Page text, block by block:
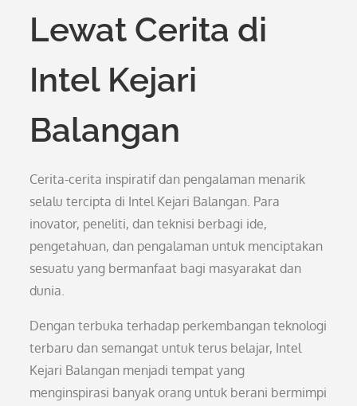
Lewat Cerita di
Intel Kejari
Balangan
Cerita-cerita inspiratif dan pengalaman menarik
selalu tercipta di Intel Kejari Balangan. Para
inovator, peneliti, dan teknisi berbagi ide,
pengetahuan, dan pengalaman untuk menciptakan
sesuatu yang bermanfaat bagi masyarakat dan
dunia.
Dengan terbuka terhadap perkembangan teknologi
terbaru dan semangat untuk terus belajar, Intel
Kejari Balangan menjadi tempat yang
menginspirasi banyak orang untuk berani bermimpi